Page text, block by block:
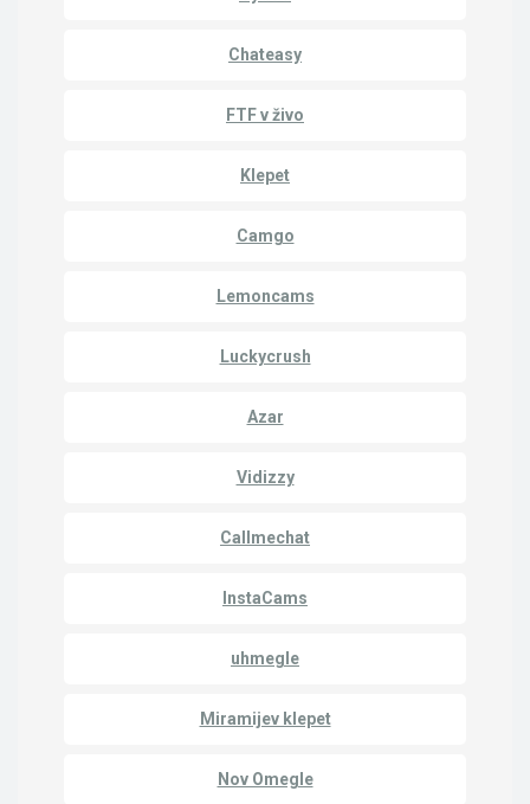
Chateasy
FTF v živo
Klepet
Camgo
Lemoncams
Luckycrush
Azar
Vidizzy
Callmechat
InstaCams
uhmegle
Miramijev klepet
Nov Omegle